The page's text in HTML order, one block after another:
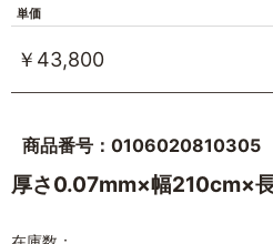
単価
￥43,800
商品番号：0106020810305
厚さ0.07mm×幅210cm×